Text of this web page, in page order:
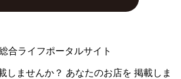
合ライフポータルサイト
しませんか？ あなたのお店を 掲載しま